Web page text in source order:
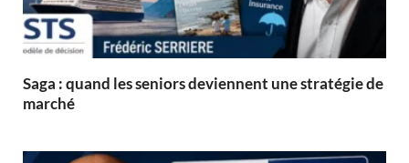
Saga : quand les seniors deviennent une stratégie de
marché